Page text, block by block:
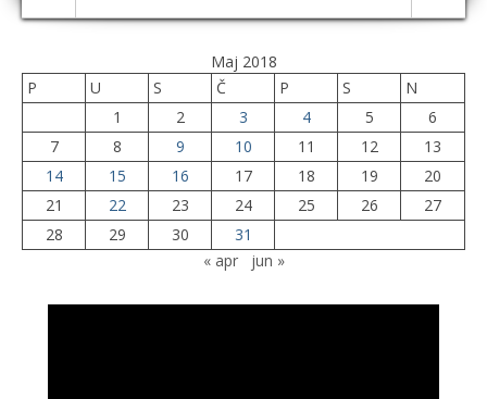
Maj 2018
P
U S Č P S
N
1
2 3 4 5
6
7
8 9 10 11 12
13
14
15 16 17 18 19
20
21
22 23 24 25 26
27
28
29 30
31
« apr
jun »